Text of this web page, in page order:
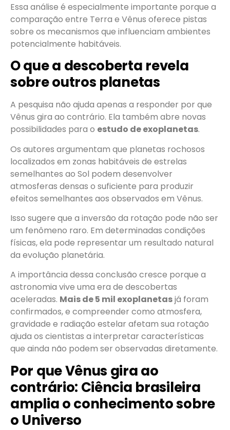
Essa análise é especialmente importante porque a
comparação entre Terra e Vênus oferece pistas
sobre os mecanismos que influenciam ambientes
potencialmente habitáveis.
O que a descoberta revela
sobre outros planetas
A pesquisa não ajuda apenas a responder por que
Vênus gira ao contrário. Ela também abre novas
possibilidades para o estudo de exoplanetas.
Os autores argumentam que planetas rochosos
localizados em zonas habitáveis de estrelas
semelhantes ao Sol podem desenvolver
atmosferas densas o suficiente para produzir
efeitos semelhantes aos observados em Vênus.
Isso sugere que a inversão da rotação pode não ser
um fenômeno raro. Em determinadas condições
físicas, ela pode representar um resultado natural
da evolução planetária.
A importância dessa conclusão cresce porque a
astronomia vive uma era de descobertas
aceleradas. Mais de 5 mil exoplanetasjá foram
confirmados, e compreender como atmosfera,
gravidade e radiação estelar afetam sua rotação
ajuda os cientistas a interpretar características
que ainda não podem ser observadas diretamente.
Por que Vênus gira ao
contrário: Ciência brasileira
amplia o conhecimento sobre
o Universo